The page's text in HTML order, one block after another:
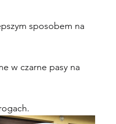
sposobem na
w czarne pasy na